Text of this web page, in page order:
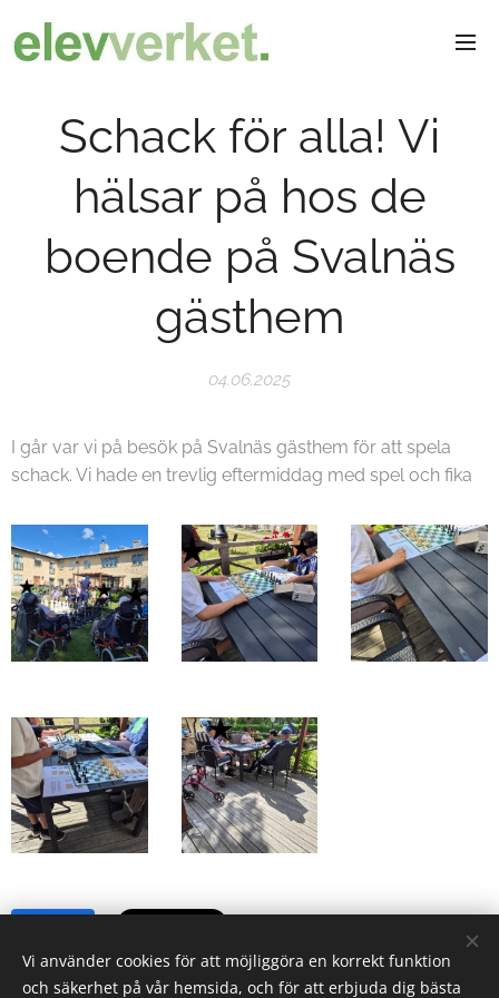
Schack för alla! Vi
hälsar på hos de
boende på Svalnäs
gästhem
04.06.2025
I går var vi på besök på Svalnäs gästhem för att spela
schack. Vi hade en trevlig eftermiddag med spel och fika
Vi använder cookies för att möjliggöra en korrekt funktion
och säkerhet på vår hemsida, och för att erbjuda dig bästa